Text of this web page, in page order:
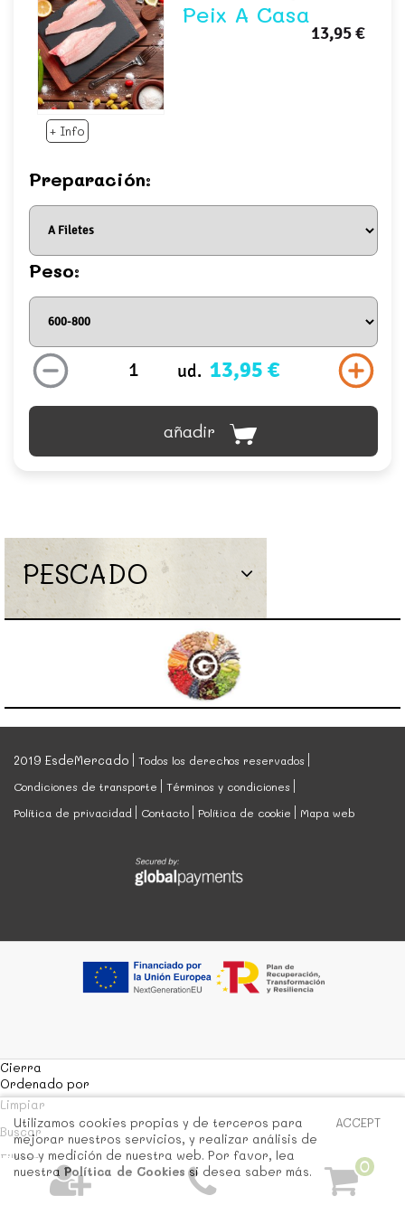
+ Info
Peix A Casa
13,95 €
Preparación:
Peso:
ud. 13,95 €
añadir
PESCADO
0
2019 EsdeMercado
Todos los derechos reservados
Condiciones de transporte
Términos y condiciones
Política de privacidad
Contacto Política de cookie Mapa web
ACCEPT
Utilizamos cookies propias y de terceros para
mejorar nuestros servicios, y realizar análisis de
uso y medición de nuestra web. Por favor, lea
nuestra Política de Cookies si desea saber más.
Cierra
Ordenado por
Limpiar
Buscar
Filtrar